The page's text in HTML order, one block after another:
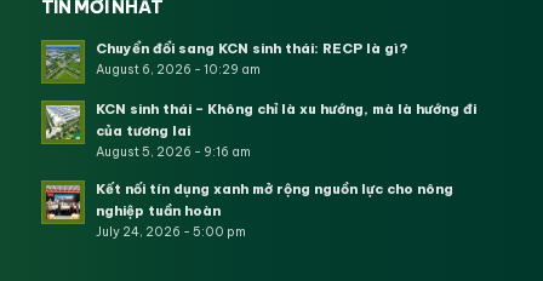
TIN MỚI NHẤT
Chuyển đổi sang KCN sinh thái: RECP là gì?
August 6, 2026 - 10:29 am
KCN sinh thái – Không chỉ là xu hướng, mà là hướng đi
của tương lai
August 5, 2026 - 9:16 am
Kết nối tín dụng xanh mở rộng nguồn lực cho nông
nghiệp tuần hoàn
July 24, 2026 - 5:00 pm